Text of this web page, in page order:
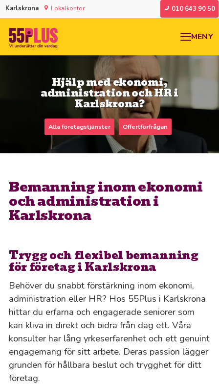
Karlskrona Lokalkontor 010 643 90 50
MENY
Hjälp med ekonomi,
administration och HR i
Karlskrona?
Alla företagstjänster Offertförfrågan
Bemanning inom ekonomi
och administration i
Karlskrona
Trygg och flexibel bemanning
för företag i Karlskrona
Behöver du snabbt förstärkning inom ekonomi,
administration eller HR? Hos 55Plus i Karlskrona
hittar du erfarna och engagerade seniorer som
kan kliva in direkt och bidra från dag ett. Våra
konsulter har lång yrkeserfarenhet och ett genuint
engagemang för sitt arbete. Deras passion lägger
grunden för hållbara beslut och trygghet för ditt
företag.